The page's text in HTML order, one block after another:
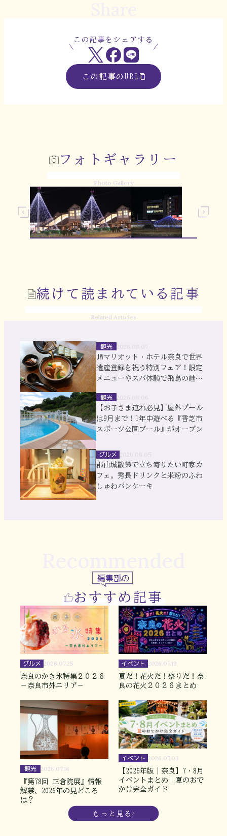
この記事をシェアする
この記事のURL
フォトギャラリー
Photo Gallery
続けて読まれている記事
Related Articles
観光
JWマリオット・ホテル奈良で世界
遺産登録を祝う特別フェア！限定
メニューやスパ体験で飛鳥の魅力
観光
【お子さま連れ必見】屋外プール
は9月まで！1年中遊べる『香芝市
スポーツ公園プール』がオープン
グルメ
郡山城散策で立ち寄りたい町家カ
フェ。秀長ドリンクと米粉のふわ
しゅわパンケーキ
編集部の
おすすめ記事
グルメ 2026.07.25
奈良のかき氷特集２０２６
－奈良市外エリア－
イベント 2026.07.19
夏だ！花火だ！祭りだ！奈
良の花火２０２６まとめ
観光 2026.07.14
『第78回 正倉院展』情報
解禁、2026年の見どころ
は？
イベント 2026.07.03
【2026年版｜奈良】7・8月
イベントまとめ｜夏のおで
かけ完全ガイド
もっと見る